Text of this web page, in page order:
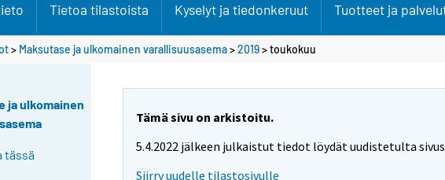
Tietoa tilastoista Kyselyt ja tiedonkeruut Tuotteet ja
> Maksutase ja ulkomainen varallisuusasema>2019>toukokuu
ja ulkomainen
tässä
Tämä sivu on arkistoitu.
5.4.2022 jälkeen julkaistut tiedot löydät uudistetulta
Siirry uudelle tilastosivulle